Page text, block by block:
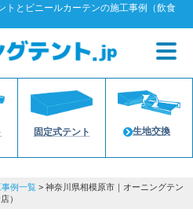
トとビニールカーテンの施工事例（飲食
固定式テント 生地交換
例一覧 > 神奈川県相模原市｜オーニングテン
）